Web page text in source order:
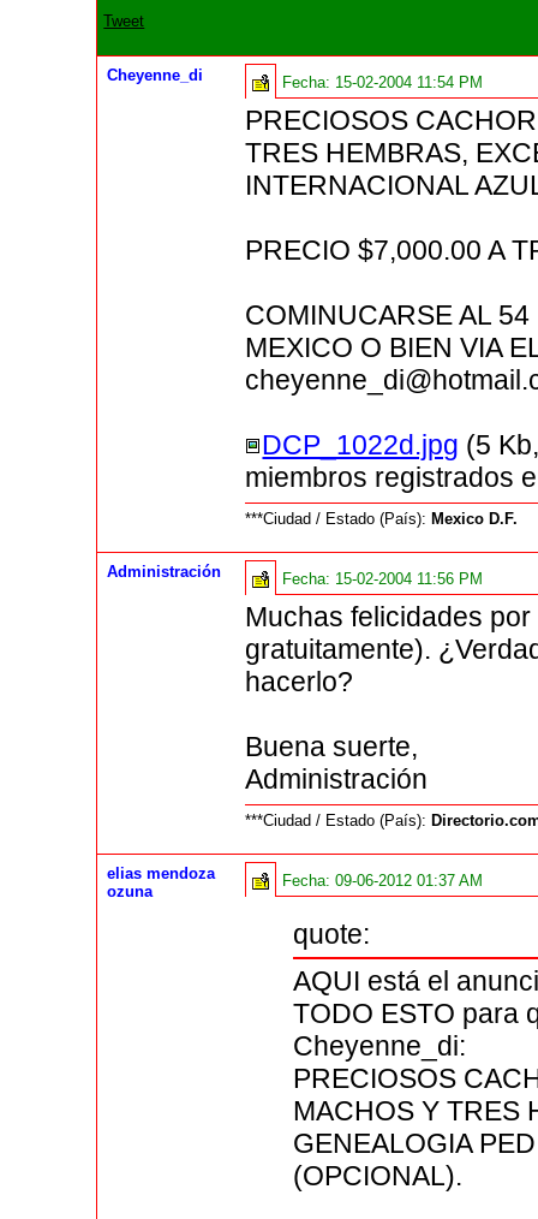
Tweet
Cheyenne_di Fecha: 15-02-2004 11:54 PM
PRECIOSOS
TRES HEMBRAS,
INTERNACIONAL
PRECIO $7,000.00 A
COMINUCARSE AL
MEXICO O BIEN VIA
DCP_1022d.jpg (5
miembros registrados
***Ciudad / Estado (País): Mexico D.F.
Administración Fecha: 15-02-2004 11:56 PM
Muchas felicidades
gratuitamente).
hacerlo?
Buena suerte,
Administración
***Ciudad / Estado (País):
elias mendoza
ozuna
Fecha:09-06-2012 01:37 AM
quote:
AQUI está el
TODO ESTO para
Cheyenne_di:
PRECIOSOS
MACHOS Y TRES
GENEALOGIA
(OPCIONAL).